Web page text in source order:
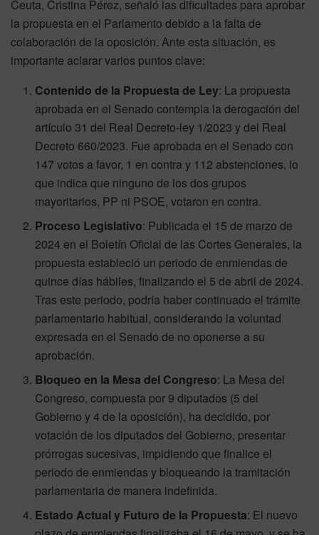
Ceuta, Cristina Pérez, señaló las dificultades para aprobar
la propuesta en el Parlamento debido a la falta de
colaboración de la oposición. Ante esta situación, es
importante aclarar varios puntos clave:
Contenido de la Propuesta de Ley: La propuesta
aprobada en el Senado contempla la derogación del
artículo 31 del Real Decreto-ley 1/2023 y del Real
Decreto 660/2023. Fue aprobada en el Senado con
147 votos a favor, 1 en contra y 112 abstenciones, lo
que indica que ninguno de los dos grupos
mayoritarios, PP ni PSOE, votaron en contra.
Proceso Legislativo: Publicada el 15 de marzo de
2024 en el Boletín Oficial de las Cortes Generales, la
propuesta estableció un periodo de enmiendas de
quince días hábiles, finalizando el 5 de abril de 2024.
Tras este periodo, podría haber continuado el trámite
parlamentario habitual, considerando la voluntad
expresada en el Senado de no oponerse a su
aprobación.
Bloqueo en la Mesa del Congreso: La Mesa del
Congreso, compuesta por 9 diputados (5 del
Gobierno y 4 de la oposición), ha decidido, por
votación de los diputados del Gobierno, presentar
prórrogas sucesivas, impidiendo que finalice el
periodo de enmiendas y bloqueando la tramitación
parlamentaria de manera indefinida.
Estado Actual y Futuro de la Propuesta: El nuevo